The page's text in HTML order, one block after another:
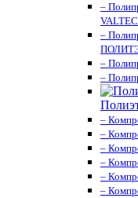
–
VALTEC
–
–
–
–
–
–
–
–
–